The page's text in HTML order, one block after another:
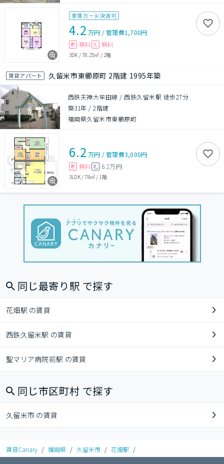
家賃カード決済可
4.2 万円 /管理費1,700円
敷 無料 礼 無料
3DK /78.25㎡ /2階
賃貸アパート 久留米市東櫛原町 2階建 1995年築
西鉄天神大牟田線 / 西鉄久留米駅 徒歩27分
築31年 /2階建
福岡県久留米市東櫛原町
6.2 万円 /管理費3,000円
敷 無料 礼 6.2万円
3LDK/78㎡ / 1階
同じ最寄り駅 で探す
花畑駅 の賃貸
西鉄久留米駅 の賃貸
聖マリア病院前駅 の賃貸
同じ市区町村 で探す
久留米市 の賃貸
賃貸Canary / 福岡県 / 久留米市 / 花畑駅 /